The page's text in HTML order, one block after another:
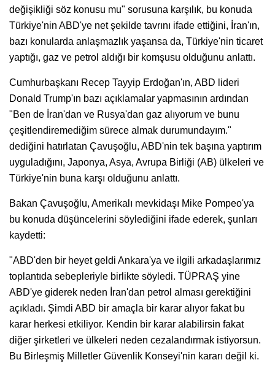
değişikliği söz konusu mu" sorusuna karşılık, bu konuda
Türkiye'nin ABD'ye net şekilde tavrını ifade ettiğini, İran'ın,
bazı konularda anlaşmazlık yaşansa da, Türkiye'nin ticaret
yaptığı, gaz ve petrol aldığı bir komşusu olduğunu anlattı.
Cumhurbaşkanı Recep Tayyip Erdoğan'ın, ABD lideri
Donald Trump'ın bazı açıklamalar yapmasının ardından
"Ben de İran'dan ve Rusya'dan gaz alıyorum ve bunu
çeşitlendiremediğim sürece almak durumundayım."
dediğini hatırlatan Çavuşoğlu, ABD'nin tek başına yaptırım
uyguladığını, Japonya, Asya, Avrupa Birliği (AB) ülkeleri ve
Türkiye'nin buna karşı olduğunu anlattı.
Bakan Çavuşoğlu, Amerikalı mevkidaşı Mike Pompeo'ya
bu konuda düşüncelerini söylediğini ifade ederek, şunları
kaydetti:
"ABD'den bir heyet geldi Ankara'ya ve ilgili arkadaşlarımız
toplantıda sebepleriyle birlikte söyledi. TÜPRAŞ yine
ABD'ye giderek neden İran'dan petrol alması gerektiğini
açıkladı. Şimdi ABD bir amaçla bir karar alıyor fakat bu
karar herkesi etkiliyor. Kendin bir karar alabilirsin fakat
diğer şirketleri ve ülkeleri neden cezalandırmak istiyorsun.
Bu Birleşmiş Milletler Güvenlik Konseyi'nin kararı değil ki.